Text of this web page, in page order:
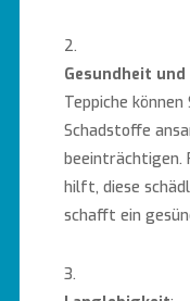
Gesundheit und
Teppiche
Schadstoffe
beeinträchtigen.
hilft, diese
schafft ein